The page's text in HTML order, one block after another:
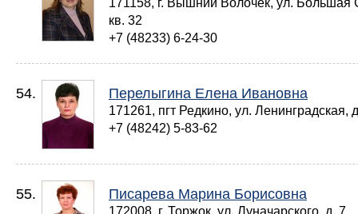
кв. 32
+7 (48233) 6-24-30
54. Перелыгина Елена Ивановна
171261, пгт Редкино, ул. Ленинградская,
+7 (48242) 5-83-62
55. Писарева Марина Борисовна
172008, г. Торжок, ул. Луначарского, д. 7